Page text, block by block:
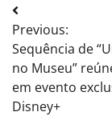
Post
navigation
Previous:
Sequência de
no Museu”
em evento
Disney+